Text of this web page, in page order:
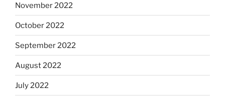
November 2022
October 2022
September 2022
August 2022
July 2022